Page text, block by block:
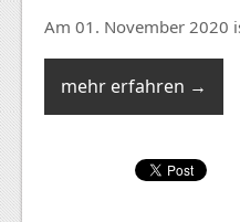
Am 01. November 2020
mehr erfahren →